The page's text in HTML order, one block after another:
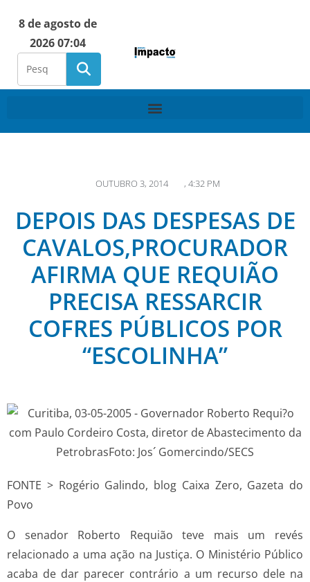
8 de agosto de
2026 07:04
OUTUBRO 3, 2014 , 4:32 PM
DEPOIS DAS DESPESAS DE
CAVALOS,PROCURADOR
AFIRMA QUE REQUIÃO
PRECISA RESSARCIR
COFRES PÚBLICOS POR
“ESCOLINHA”
FONTE > Rogério Galindo, blog Caixa Zero, Gazeta do
Povo
O senador Roberto Requião teve mais um revés
relacionado a uma ação na Justiça. O Ministério Público
acaba de dar parecer contrário a um recurso dele na